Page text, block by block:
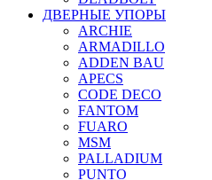
ДВЕРНЫЕ УПОРЫ
ARCHIE
ARMADILLO
ADDEN BAU
APECS
CODE DECO
FANTOM
FUARO
MSM
PALLADIUM
PUNTO